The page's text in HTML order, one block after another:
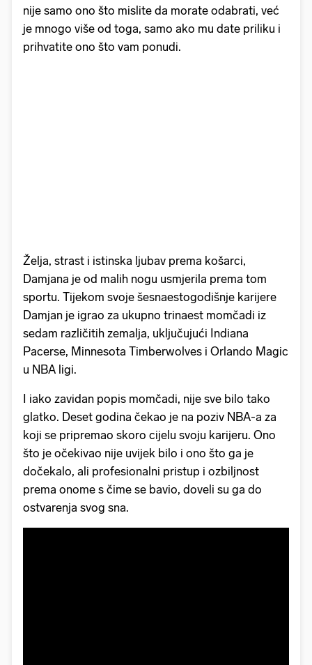
nije samo ono što mislite da morate odabrati, već
je mnogo više od toga, samo ako mu date priliku i
prihvatite ono što vam ponudi.
Želja, strast i istinska ljubav prema košarci,
Damjana je od malih nogu usmjerila prema tom
sportu. Tijekom svoje šesnaestogodišnje karijere
Damjan je igrao za ukupno trinaest momčadi iz
sedam različitih zemalja, uključujući Indiana
Pacerse, Minnesota Timberwolves i Orlando Magic
u NBA ligi.
I iako zavidan popis momčadi, nije sve bilo tako
glatko. Deset godina čekao je na poziv NBA-a za
koji se pripremao skoro cijelu svoju karijeru. Ono
što je očekivao nije uvijek bilo i ono što ga je
dočekalo, ali profesionalni pristup i ozbiljnost
prema onome s čime se bavio, doveli su ga do
ostvarenja svog sna.